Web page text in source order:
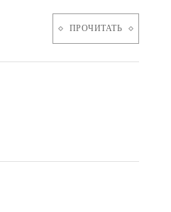
ПРОЧИТАТЬ